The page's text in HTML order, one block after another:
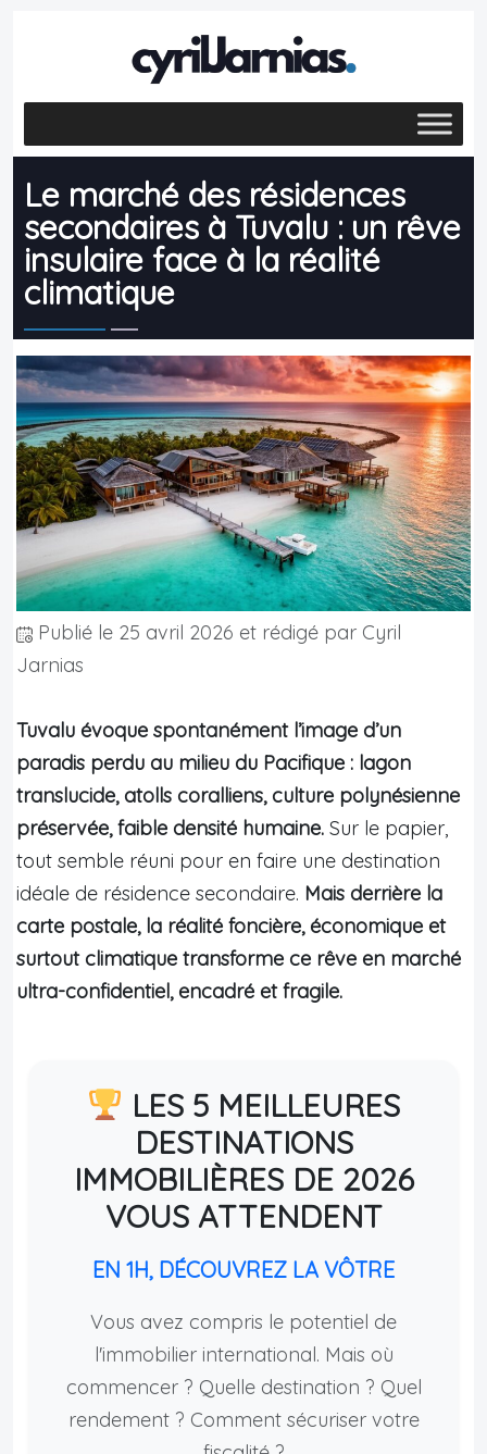
Le marché des résidences
secondaires à Tuvalu : un rêve
insulaire face à la réalité
climatique
Publié le 25 avril 2026 et rédigé par Cyril
Jarnias
Tuvalu évoque spontanément l’image d’un
paradis perdu au milieu du Pacifique : lagon
translucide, atolls coralliens, culture polynésienne
préservée, faible densité humaine. Sur le papier,
tout semble réuni pour en faire une destination
idéale de résidence secondaire. Mais derrière la
carte postale, la réalité foncière, économique et
surtout climatique transforme ce rêve en marché
ultra-confidentiel, encadré et fragile.
LES 5 MEILLEURES
DESTINATIONS
IMMOBILIÈRES DE 2026
VOUS ATTENDENT
EN 1H, DÉCOUVREZ LA VÔTRE
Vous avez compris le potentiel de
l'immobilier international. Mais où
commencer ? Quelle destination ? Quel
rendement ? Comment sécuriser votre